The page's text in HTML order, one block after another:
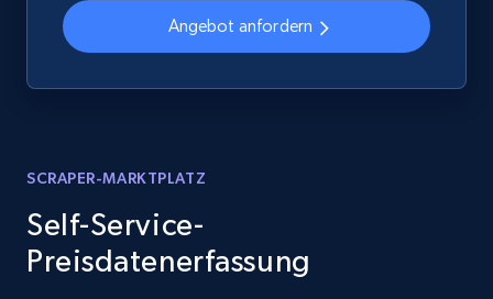
Angebot anfordern
SCRAPER-MARKTPLATZ
Self-Service-
Preisdatenerfassung